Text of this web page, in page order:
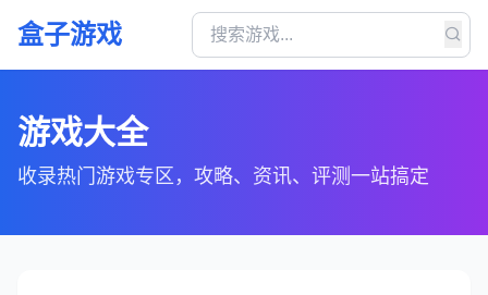
盒子游戏
游戏大全
收录热门游戏专区，攻略、资讯、评测一站搞定